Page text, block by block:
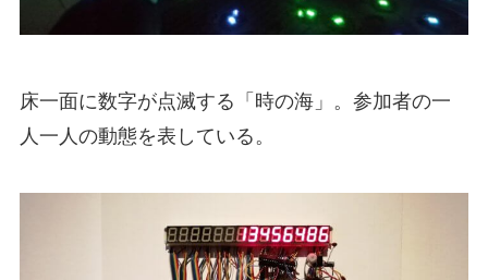
床一面に数字が点滅する「時の海」。参加者の一
人一人の動態を表している。